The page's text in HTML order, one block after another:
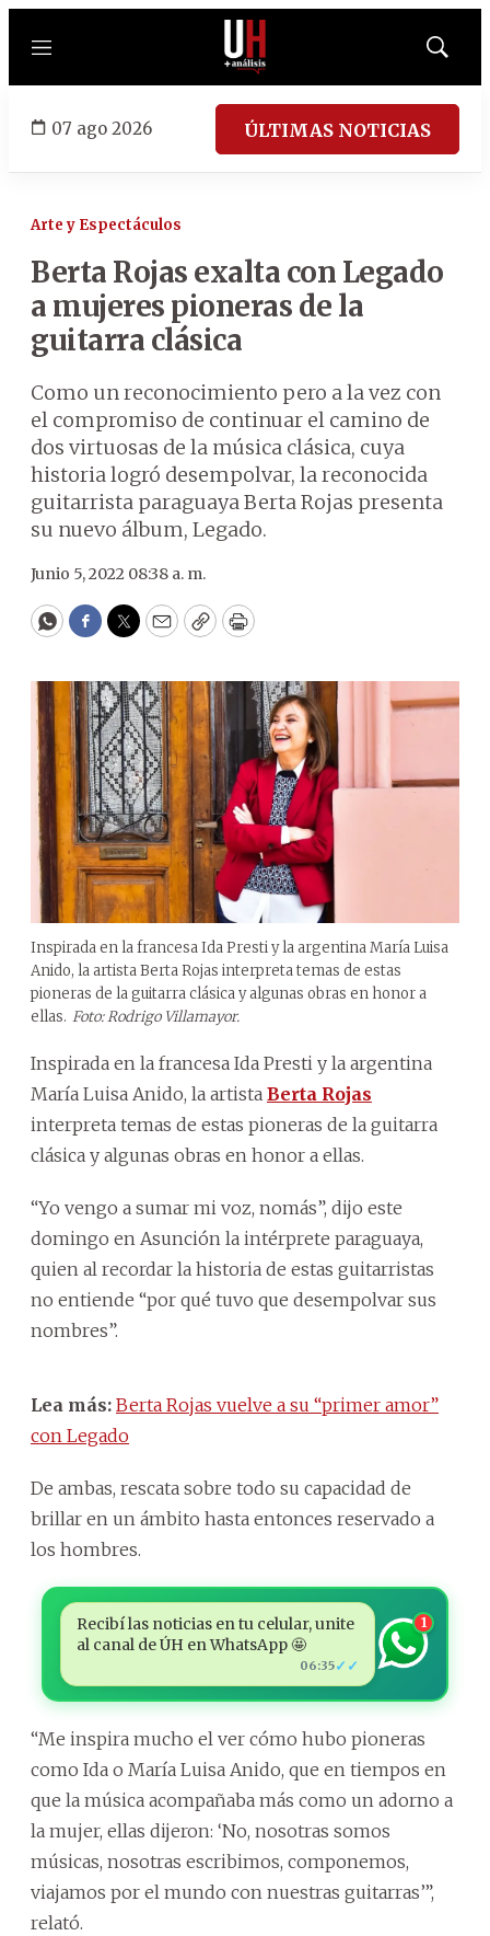
Menú
Mostrar
07 ago 2026 ÚLTIMAS NOTICIAS
Arte y Espectáculos
Berta Rojas exalta con Legado
a mujeres pioneras de la
guitarra clásica
Como un reconocimiento pero a la vez con
el compromiso de continuar el camino de
dos virtuosas de la música clásica, cuya
historia logró desempolvar, la reconocida
guitarrista paraguaya Berta Rojas presenta
su nuevo álbum, Legado.
Junio 5, 2022 08:38 a. m.
WhatsApp
Facebook
Twitter
EmailCopyPrint
Inspirada en la francesa Ida Presti y la argentina María Luisa
Anido, la artista Berta Rojas interpreta temas de estas
pioneras de la guitarra clásica y algunas obras en honor a
ellas. Foto: Rodrigo Villamayor.
Inspirada en la francesa Ida Presti y la argentina
María Luisa Anido, la artista Berta Rojas
interpreta temas de estas pioneras de la guitarra
clásica y algunas obras en honor a ellas.
“Yo vengo a sumar mi voz, nomás”, dijo este
domingo en Asunción la intérprete paraguaya,
quien al recordar la historia de estas guitarristas
no entiende “por qué tuvo que desempolvar sus
nombres”.
Lea más: Berta Rojas vuelve a su “primer amor”
con Legado
De ambas, rescata sobre todo su capacidad de
brillar en un ámbito hasta entonces reservado a
los hombres.
Recibí las noticias en tu celular, unite
al canal de ÚH en WhatsApp 🤩
06:35✓✓
1
“Me inspira mucho el ver cómo hubo pioneras
como Ida o María Luisa Anido, que en tiempos en
que la música acompañaba más como un adorno a
la mujer, ellas dijeron: ‘No, nosotras somos
músicas, nosotras escribimos, componemos,
viajamos por el mundo con nuestras guitarras’”,
relató.